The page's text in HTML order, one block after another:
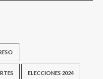
ELECCIONES 2024